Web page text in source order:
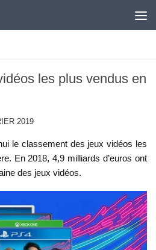
les plus vendus en
2019
le classement des jeux vidéos les
En 2018, 4,9 milliards d’euros ont
des jeux vidéos.